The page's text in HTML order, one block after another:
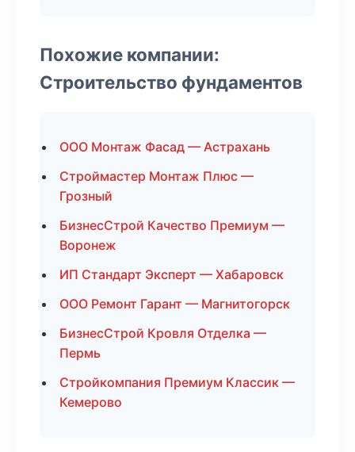
Похожие компании:
Строительство фундаментов
ООО Монтаж Фасад — Астрахань
Строймастер Монтаж Плюс —
Грозный
БизнесСтрой Качество Премиум —
Воронеж
ИП Стандарт Эксперт — Хабаровск
ООО Ремонт Гарант — Магнитогорск
БизнесСтрой Кровля Отделка —
Пермь
Стройкомпания Премиум Классик —
Кемерово